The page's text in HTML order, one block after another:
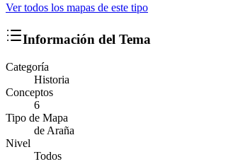
Ver todos los mapas de este tipo
Información del Tema
Categoría
Historia
Conceptos
6
Tipo de Mapa
de Araña
Nivel
Todos